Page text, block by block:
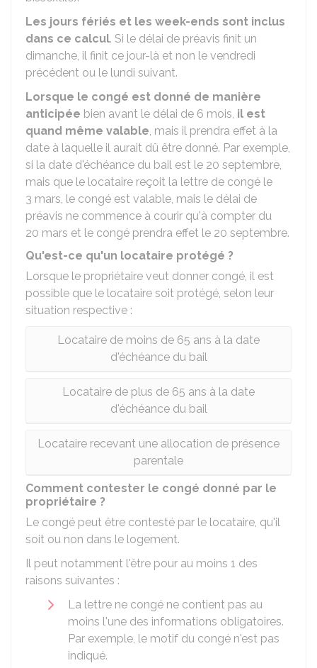
Les jours fériés et les week-ends sont inclus
dans ce calcul. Si le délai de préavis finit un
dimanche, il finit ce jour-là et non le vendredi
précédent ou le lundi suivant.
Lorsque le congé est donné de manière
anticipée bien avant le délai de 6 mois, il est
quand même valable, mais il prendra effet à la
date à laquelle il aurait dû être donné. Par exemple,
si la date d'échéance du bail est le 20 septembre,
mais que le locataire reçoit la lettre de congé le
3 mars, le congé est valable, mais le délai de
préavis ne commence à courir qu'à compter du
20 mars et le congé prendra effet le 20 septembre.
Qu'est-ce qu'un locataire protégé ?
Lorsque le propriétaire veut donner congé, il est
possible que le locataire soit protégé, selon leur
situation respective :
Locataire de moins de 65 ans à la date
d'échéance du bail
Locataire de plus de 65 ans à la date
d'échéance du bail
Locataire recevant une allocation de présence
parentale
Comment contester le congé donné par le
propriétaire ?
Le congé peut être contesté par le locataire, qu'il
soit ou non dans le logement.
Il peut notamment l'être pour au moins 1 des
raisons suivantes :
La lettre ne congé ne contient pas au
moins l'une des informations obligatoires.
Par exemple, le motif du congé n'est pas
indiqué.